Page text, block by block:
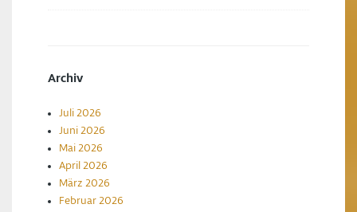
Archiv
Juli 2026
Juni 2026
Mai 2026
April 2026
März 2026
Februar 2026